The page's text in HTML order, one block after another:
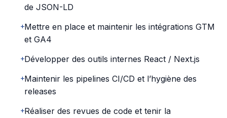
de JSON-LD
+Mettre en place et maintenir les intégrations GTM
et GA4
+Développer des outils internes React / Next.js
+Maintenir les pipelines CI/CD et l’hygiène des
releases
+Réaliser des revues de code et tenir la